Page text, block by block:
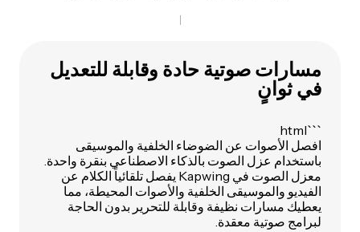
مسارات صوتية حادة وقابلة للتعديل
في ثوانٍ
```html
افصل الأصوات عن الضوضاء الخلفية والموسيقى
باستخدام عزل الصوت بالذكاء الاصطناعي بنقرة واحدة.
معزل الصوت في Kapwing يفصل تلقائياً الكلام عن
الفيديو والموسيقى الخلفية والأصوات المحيطة، مما
يعطيك مسارات نظيفة وقابلة للتحرير بدون الحاجة
لبرامج صوتية معقدة.